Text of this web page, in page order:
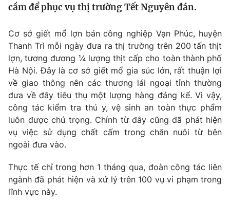
Tin tức
Thế giới đó đây
Câu chuyện quốc tế
Kinh tế
Tài chính
Thị trường
Góc doanh nghiệp
Dữ liệu và đời sống
Truyền hình
Phim VTV
Hậu trường
Nhân vật
Khán giả
Giải trí
Âm nhạc
Đời sống
Du lịch
Giáo dục
cầm để phục vụ thị trường Tết Nguyên đán.
Cơ sở giết mổ lợn bán công nghiệp Vạn Phúc, huyện
Thanh Trì mỗi ngày đưa ra thị trường trên 200 tấn thịt
lợn, tương đương ¼ lượng thịt cấp cho toàn thành phố
Hà Nội. Đây là cơ sở giết mổ gia súc lớn, rất thuận lợi
về giao thông nên các thương lái ngoại tỉnh thường
đưa về đây tiêu thụ một lượng hàng đáng kể. Vì vậy,
công tác kiểm tra thú y, vệ sinh an toàn thực phẩm
luôn được chú trọng. Chính từ đây cũng đã phát hiện
vụ việc sử dụng chất cấm trong chăn nuôi từ bên
ngoài đưa vào.
Thực tế chỉ trong hơn 1 tháng qua, đoàn công tác liên
ngành đã phát hiện và xử lý trên 100 vụ vi phạm trong
lĩnh vực này.